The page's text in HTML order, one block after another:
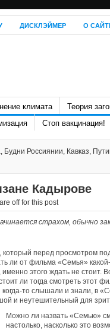
ДИСКЛЭЙМЕР О
климата Теория
Стоп вакцинация!
, Будни Россиянии, Кавказ,
Кадырове
off for this post
страхом, обычно
который перед просмотром
ли от фильма «Семья»
этого ждать не стоит.
ли тогда смотреть этот
то слышали и знали, в
и неутешительный для
Можно ли назвать «Семью»
настолько, насколько это